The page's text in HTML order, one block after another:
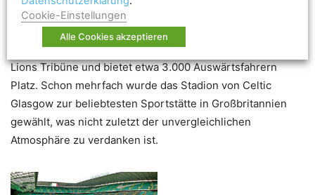
Stadtzentrum liegt und so Anreise und Wahl der
Unterkunft von Auswärtsfans erheblich vereinfacht. Der
Gästebereichbefindet in den Blöcken T62-65 der Lisbon
Lions Tribüne und bietet etwa 3.000 Auswärtsfahrern
Platz. Schon mehrfach wurde das Stadion von Celtic
Glasgow zur beliebtesten Sportstätte in Großbritannien
gewählt, was nicht zuletzt der unvergleichlichen
Atmosphäre zu verdanken ist.
Cookie-Einstellungen
Alle Cookies akzeptieren